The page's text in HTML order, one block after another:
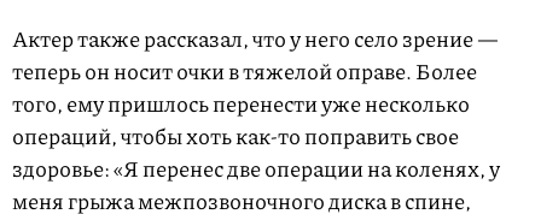
Актер также рассказал, что у него село зрение —
теперь он носит очки в тяжелой оправе. Более
того, ему пришлось перенести уже несколько
операций, чтобы хоть как-то поправить свое
здоровье: «Я перенес две операции на коленях, у
меня грыжа межпозвоночного диска в спине,